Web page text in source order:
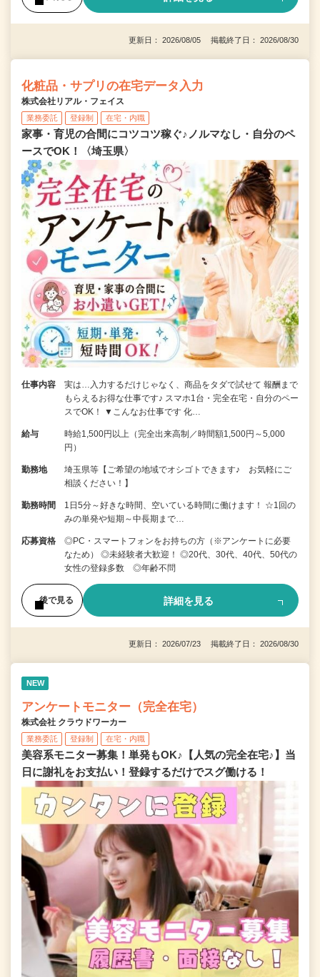
更新日： 2026/08/05 掲載終了日： 2026/08/30
化粧品・サプリの在宅データ入力
株式会社リアル・フェイス
業務委託 登録制 在宅・内職
家事・育児の合間にコツコツ稼ぐ♪ノルマなし・自分のペ
ースでOK！〈埼玉県〉
仕事内容
実は…入力するだけじゃなく、商品をタダで試せて 報酬まで
もらえるお得な仕事です♪ スマホ1台・完全在宅・自分のペー
スでOK！ ▼こんなお仕事です 化…
給与
時給1,500円以上（完全出来高制／時間額1,500円～5,000
円）
勤務地
埼玉県等【ご希望の地域でオシゴトできます♪ お気軽にご
相談ください！】
勤務時間
1日5分～好きな時間、空いている時間に働けます！ ☆1回の
みの単発や短期～中長期まで…
応募資格
◎PC・スマートフォンをお持ちの方（※アンケートに必要
なため） ◎未経験者大歓迎！ ◎20代、30代、40代、50代の
女性の登録多数 ◎年齢不問
後で見る 詳細を見る
更新日： 2026/07/23 掲載終了日： 2026/08/30
NEW
アンケートモニター（完全在宅）
株式会社 クラウドワーカー
業務委託 登録制 在宅・内職
美容系モニター募集！単発もOK♪【人気の完全在宅♪】当
日に謝礼をお支払い！登録するだけでスグ働ける！